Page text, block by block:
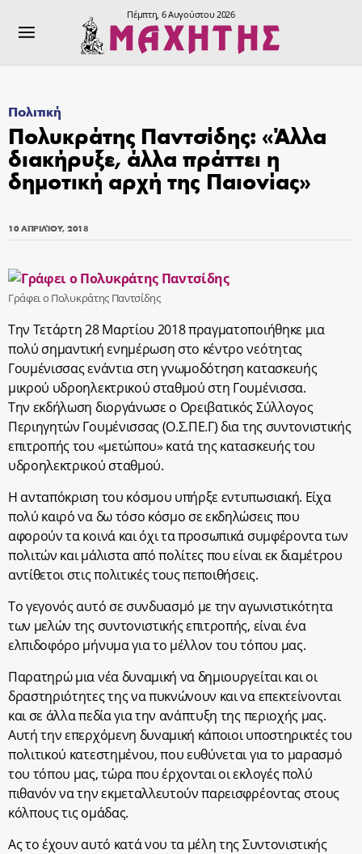
Πέμπτη, 6 Αυγούστου 2026
Πολιτική
Πολυκράτης Παντσίδης: «Άλλα
διακήρυξε, άλλα πράττει η
δημοτική αρχή της Παιονίας»
10 ΑΠΡΙΛΊΟΥ, 2018
Γράφει ο Πολυκράτης Παντσίδης
Την Τετάρτη 28 Μαρτίου 2018 πραγματοποιήθηκε μια
πολύ σημαντική ενημέρωση στο κέντρο νεότητας
Γουμένισσας ενάντια στη γνωμοδότηση κατασκευής
μικρού υδροηλεκτρικού σταθμού στη Γουμένισσα.
Την εκδήλωση διοργάνωσε ο Ορειβατικός Σύλλογος
Περιηγητών Γουμένισσας (Ο.Σ.ΠΕ.Γ) δια της συντονιστικής
επιτροπής του «μετώπου» κατά της κατασκευής του
υδροηλεκτρικού σταθμού.
Η ανταπόκριση του κόσμου υπήρξε εντυπωσιακή. Είχα
πολύ καιρό να δω τόσο κόσμο σε εκδηλώσεις που
αφορούν τα κοινά και όχι τα προσωπικά συμφέροντα των
πολιτών και μάλιστα από πολίτες που είναι εκ διαμέτρου
αντίθετοι στις πολιτικές τους πεποιθήσεις.
Το γεγονός αυτό σε συνδυασμό με την αγωνιστικότητα
των μελών της συντονιστικής επιτροπής, είναι ένα
ελπιδοφόρο μήνυμα για το μέλλον του τόπου μας.
Παρατηρώ μια νέα δυναμική να δημιουργείται και οι
δραστηριότητες της να πυκνώνουν και να επεκτείνονται
και σε άλλα πεδία για την ανάπτυξη της περιοχής μας.
Αυτή την επερχόμενη δυναμική κάποιοι υποστηρικτές του
πολιτικού κατεστημένου, που ευθύνεται για το μαρασμό
του τόπου μας, τώρα που έρχονται οι εκλογές πολύ
πιθανόν να την εκμεταλλευτούν παρεισφρέοντας στους
κόλπους τις ομάδας.
Ας το έχουν αυτό κατά νου τα μέλη της Συντονιστικής